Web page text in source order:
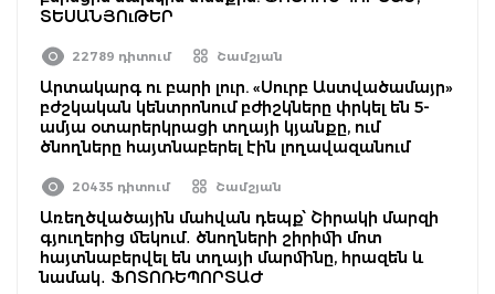
ՏԵՍԱՆՅՈւԹԵՐ
22789 դիտում Շամշյան
Արտակարգ ու բարի լուր. «Սուրբ Աստվածամայր»
բժշկական կենտրոնում բժիշկները փրկել են 5-
ամյա օտարերկրացի տղայի կյանքը, ում
ծնողները հայտնաբերել էին լողավազանում
20435 դիտում Շամշյան
Առեղծվածային մահվան դեպք՝ Շիրակի մարզի
գյուղերից մեկում․ ծնողների շիրիմի մոտ
հայտնաբերվել են տղայի մարմինը, հրազեն և
նամակ․ ՖՈՏՈՌԵՊՈՐՏԱԺ